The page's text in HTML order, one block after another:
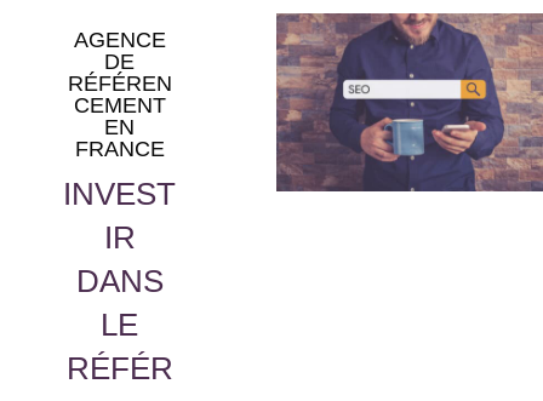
AGENCE
DE
RÉFÉREN
CEMENT
EN
FRANCE
INVEST
IR
DANS
LE
RÉFÉR